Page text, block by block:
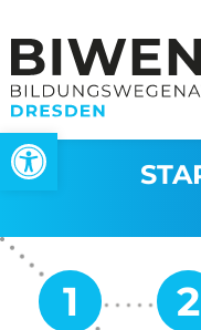
Werkzeugleiste öffnen